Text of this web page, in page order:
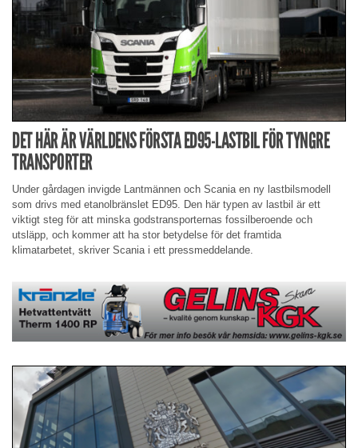
DET HÄR ÄR VÄRLDENS FÖRSTA ED95-LASTBIL FÖR TYNGRE
TRANSPORTER
Under gårdagen invigde Lantmännen och Scania en ny lastbilsmodell
som drivs med etanolbränslet ED95. Den här typen av lastbil är ett
viktigt steg för att minska godstransporternas fossilberoende och
utsläpp, och kommer att ha stor betydelse för det framtida
klimatarbetet, skriver Scania i ett pressmeddelande.